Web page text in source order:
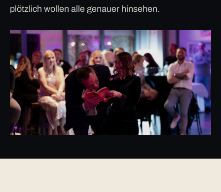
plötzlich wollen alle genauer hinsehen.